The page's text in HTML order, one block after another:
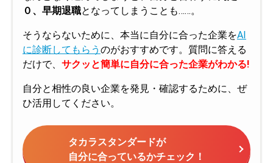
０、早期退職となってしまうことも……。
そうならないために、本当に自分に合った企業をAI
に診断してもらう のがおすすめです。質問に答える
だけで、 サクッと簡単に自分に合った企業がわかる!
自分と相性の良い企業を発見・確認するために、ぜ
ひ活用してください。
タカラスタンダードが
自分に合っているかチェック！